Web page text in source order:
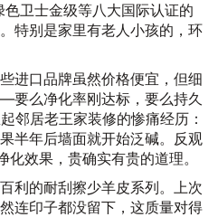
卫士金级等八大国际认证的
特别是家里有老人小孩的，环
进口品牌虽然价格便宜，但细
么净化率刚达标，要么持久
邻居老王家装修的惨痛经历：
半年后墙面就开始泛碱。反观
效果，贵确实有贵的道理。
利的耐刮擦少羊皮系列。上次
连印子都没留下，这质量对得